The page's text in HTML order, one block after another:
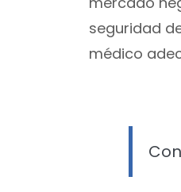
seguridad
médico